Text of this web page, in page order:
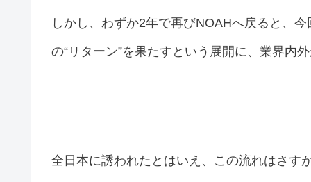
しかし、わずか2年で再びNOAHへ戻ると、
の“リターン”を果たすという展開に、業界内
全日本に誘われたとはいえ、この流れはさす